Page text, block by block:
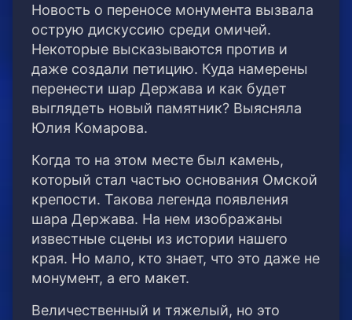
Новость о переносе монумента вызвала
острую дискуссию среди омичей.
Некоторые высказываются против и
даже создали петицию. Куда намерены
перенести шар Держава и как будет
выглядеть новый памятник? Выясняла
Юлия Комарова.
Когда то на этом месте был камень,
который стал частью основания Омской
крепости. Такова легенда появления
шара Держава. На нем изображаны
известные сцены из истории нашего
края. Но мало, кто знает, что это даже не
монумент, а его макет.
Величественный и тяжелый, но это